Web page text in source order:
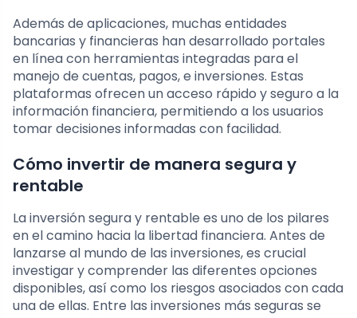
Además de aplicaciones, muchas entidades
bancarias y financieras han desarrollado portales
en línea con herramientas integradas para el
manejo de cuentas, pagos, e inversiones. Estas
plataformas ofrecen un acceso rápido y seguro a la
información financiera, permitiendo a los usuarios
tomar decisiones informadas con facilidad.
Cómo invertir de manera segura y
rentable
La inversión segura y rentable es uno de los pilares
en el camino hacia la libertad financiera. Antes de
lanzarse al mundo de las inversiones, es crucial
investigar y comprender las diferentes opciones
disponibles, así como los riesgos asociados con cada
una de ellas. Entre las inversiones más seguras se